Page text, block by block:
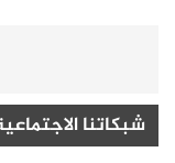
شبكاتنا